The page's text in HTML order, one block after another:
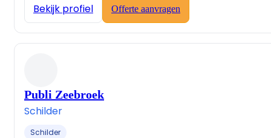
Bekijk profiel Offerte aanvragen
Publi Zeebroek
Schilder
Schilder